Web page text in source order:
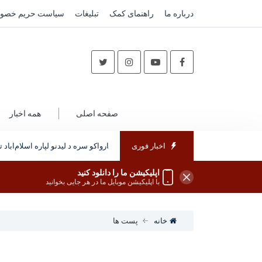
درباره ما راهنمای کمک تبلیغات سیاست حریم
صفحه اصلی همه اخبار
اخبار فوری
یو پلاوی د پاکستان له پوځي او امنیتي چارواکو سره د لیدنو لپاره اسلام‌اباد
اپلیکیشن ما را دانلود کنید
با اپلیکیشن موبایل ما در هر جایی بخوانید
خانه پست ها